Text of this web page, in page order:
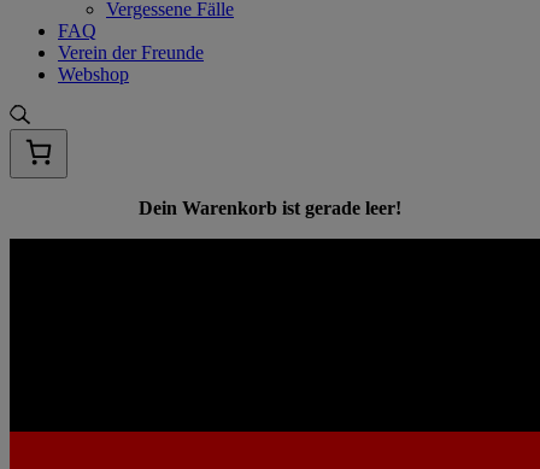
Vergessene Fälle
FAQ
Verein der Freunde
Webshop
Dein Warenkorb ist gerade leer!